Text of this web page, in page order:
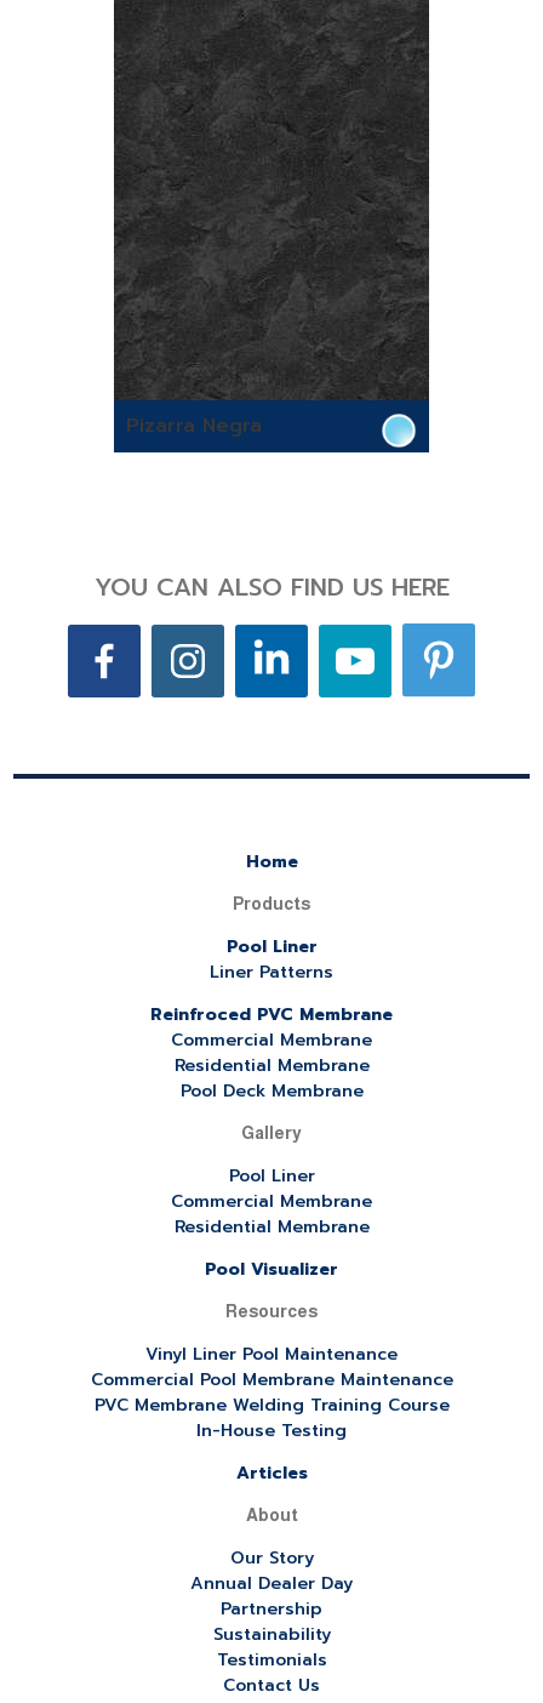
Pizarra Negra
YOU CAN ALSO FIND US HERE
Home
Products
Pool Liner
Liner Patterns
Reinfroced PVC Membrane
Commercial Membrane
Residential Membrane
Pool Deck Membrane
Gallery
Pool Liner
Commercial Membrane
Residential Membrane
Pool Visualizer
Resources
Vinyl Liner Pool Maintenance
Commercial Pool Membrane Maintenance
PVC Membrane Welding Training Course
In-House Testing
Articles
About
Our Story
Annual Dealer Day
Partnership
Sustainability
Testimonials
Contact Us